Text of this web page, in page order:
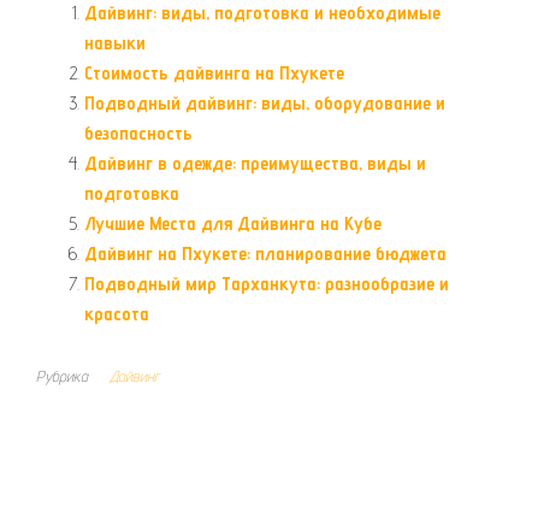
Дайвинг: виды, подготовка и необходимые
навыки
Стоимость дайвинга на Пхукете
Подводный дайвинг: виды, оборудование и
безопасность
Дайвинг в одежде: преимущества, виды и
подготовка
Лучшие Места для Дайвинга на Кубе
Дайвинг на Пхукете: планирование бюджета
Подводный мир Тарханкута: разнообразие и
красота
Рубрика Дайвинг